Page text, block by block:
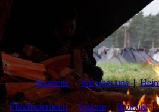
Startseite Wir über uns
Pfadfinderheim Galerie Kontakt